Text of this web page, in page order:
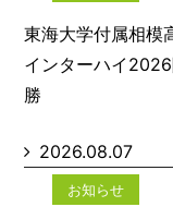
東海大学付属相
インターハイ
勝
2026.08.07
お知らせ